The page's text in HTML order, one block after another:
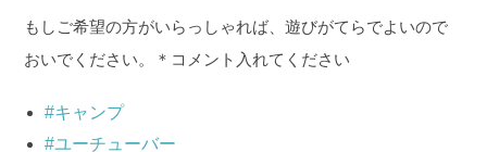
もしご希望の方がいらっしゃれば、遊びがてらでよいので
おいでください。
＊コメント入れてください
#キャンプ
#ユーチューバー